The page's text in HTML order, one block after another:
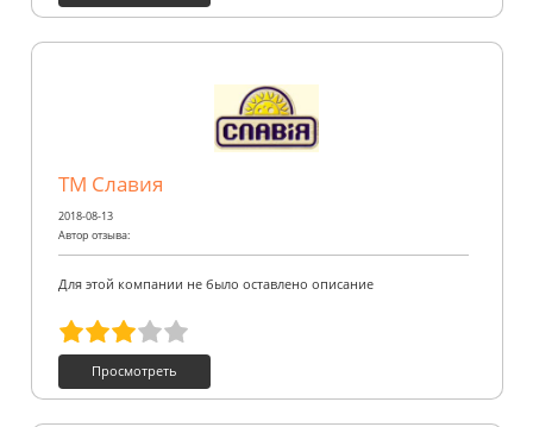
ТМ Славия
2018-08-13
Автор отзыва:
Для этой компании не было оставлено описание
Просмотреть